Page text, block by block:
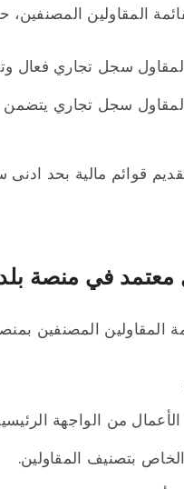
المقاولين
سجل تجاري فعال
سجل تجاري يتضمن
قوائم مالية بحد ادنى
معتمد في منصة
المقاولين المصنفين
من الواجهة
بتصنيف المقاولين.